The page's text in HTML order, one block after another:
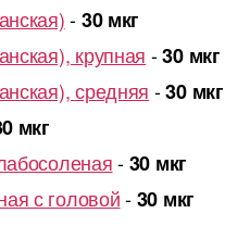
-30 мкг
крупная -30 мкг
средняя -30 мкг
мкг
-30 мкг
с головой-30 мкг